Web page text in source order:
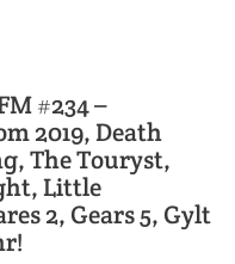
#234 –
2019, Death
The Touryst,
Little
2, Gears 5, Gylt